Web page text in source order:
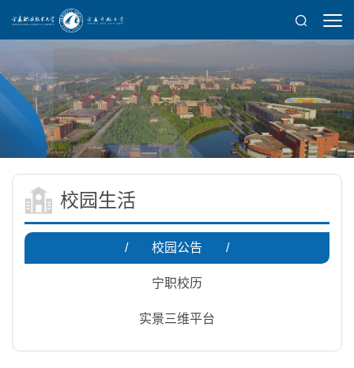
校园生活
/ 校园公告 /
宁职校历
实景三维平台